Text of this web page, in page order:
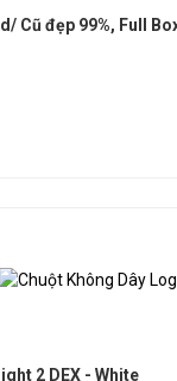
Cũ đẹp 99%, Full
2 DEX - White